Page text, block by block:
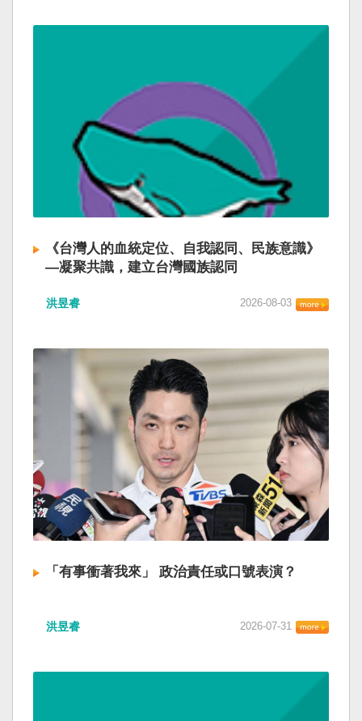
《台灣人的血統定位、自我認同、民族意識》
—凝聚共識，建立台灣國族認同
洪昱睿 2026-08-03
「有事衝著我來」 政治責任或口號表演？
洪昱睿 2026-07-31